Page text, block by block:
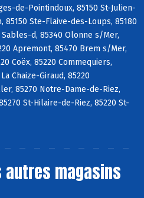
de-Pointindoux, 85150 St-Julien-
85150 Ste-Flaive-des-Loups, 85180
Sables-d, 85340 Olonne s/Mer,
Apremont, 85470 Brem s/Mer,
Coëx, 85220 Commequiers,
Chaize-Giraud, 85220
85270 Notre-Dame-de-Riez,
St-Hilaire-de-Riez, 85220 St-
autres magasins